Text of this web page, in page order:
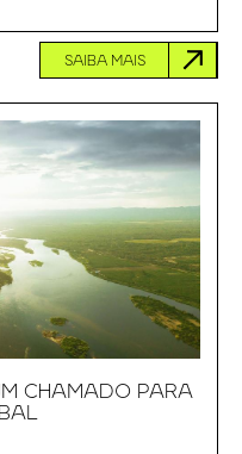
SAIBA MAIS
CHAMADO PARA